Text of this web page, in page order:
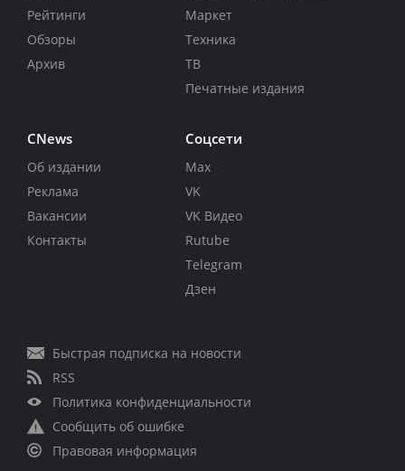
Рейтинги
Обзоры
Архив
Маркет
Техника
ТВ
Печатные издания
CNews
Об издании
Реклама
Вакансии
Контакты
Соцсети
Max
VK
VK Видео
Rutube
Telegram
Дзен
Быстрая подписка на новости
RSS
Политика конфиденциальности
Сообщить об ошибке
Правовая информация